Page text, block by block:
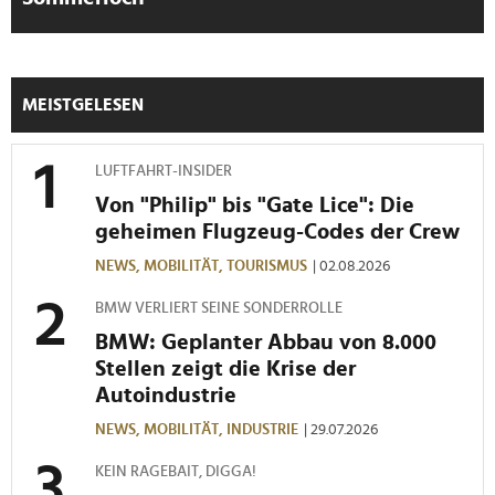
MEISTGELESEN
LUFTFAHRT-INSIDER
Von "Philip" bis "Gate Lice": Die
geheimen Flugzeug-Codes der Crew
NEWS, MOBILITÄT, TOURISMUS | 02.08.2026
BMW VERLIERT SEINE SONDERROLLE
BMW: Geplanter Abbau von 8.000
Stellen zeigt die Krise der
Autoindustrie
NEWS, MOBILITÄT, INDUSTRIE | 29.07.2026
KEIN RAGEBAIT, DIGGA!